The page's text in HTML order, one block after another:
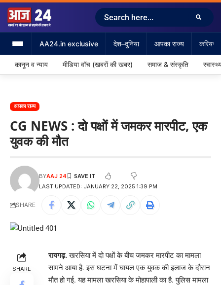
AA24.in exclusive देश–दुनिया आपका राज्य करियर
कानून व न्याय मीडिया वॉच (खबरों की खबर) समाज & संस्कृति
आपका राज्य
CG NEWS : दो पक्षों में जमकर मारपीट, एक
युवक की मौत
LAST UPDATED: JANUARY 22, 2025 1:39 PM
BYAAJ 24
SHARE
SHARE
रायगढ़.खरसिया में दो पक्षों के बीच जमकर मारपीट का मामला
सामने आया है. इस घटना में घायल एक युवक की इलाज के दौरान
मौत हो गई. यह मामला खरसिया के मोहापाली का है. पुलिस मामला